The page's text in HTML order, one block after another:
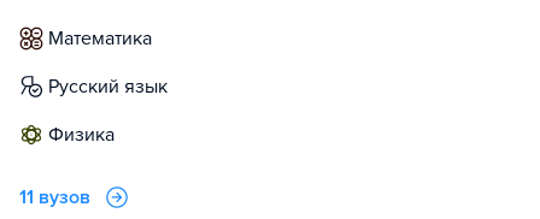
математика
русский язык
физика
11 вузов